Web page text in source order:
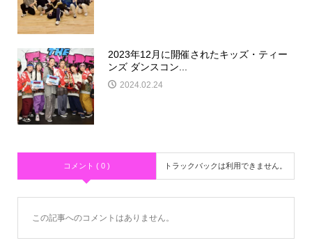
2023年12月に開催されたキッズ・ティー
ンズ ダンスコン...
2024.02.24
コメント ( 0 ) トラックバックは利用できません。
この記事へのコメントはありません。